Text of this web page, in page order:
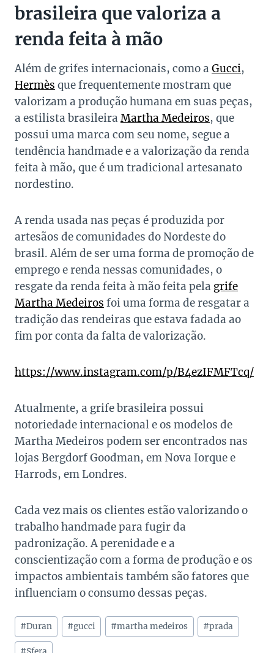
brasileira que valoriza a
renda feita à mão
Além de grifes internacionais, como a Gucci,
Hermès que frequentemente mostram que
valorizam a produção humana em suas peças,
a estilista brasileira Martha Medeiros, que
possui uma marca com seu nome, segue a
tendência handmade e a valorização da renda
feita à mão, que é um tradicional artesanato
nordestino.
A renda usada nas peças é produzida por
artesãos de comunidades do Nordeste do
brasil. Além de ser uma forma de promoção de
emprego e renda nessas comunidades, o
resgate da renda feita à mão feita pela grife
Martha Medeiros foi uma forma de resgatar a
tradição das rendeiras que estava fadada ao
fim por conta da falta de valorização.
https://www.instagram.com/p/B4ezIFMFTcq/
Atualmente, a grife brasileira possui
notoriedade internacional e os modelos de
Martha Medeiros podem ser encontrados nas
lojas Bergdorf Goodman, em Nova Iorque e
Harrods, em Londres.
Cada vez mais os clientes estão valorizando o
trabalho handmade para fugir da
padronização. A perenidade e a
conscientização com a forma de produção e os
impactos ambientais também são fatores que
influenciam o consumo dessas peças.
Tags
do
#Duran #gucci #martha medeiros #prada